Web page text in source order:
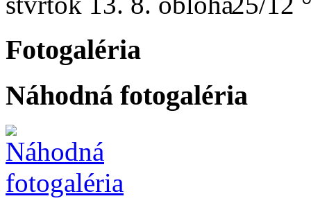
Fotogaléria
Náhodná fotogaléria